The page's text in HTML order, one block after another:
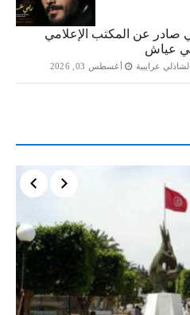
صادر عن المكتب الإعلامي
عياش
أغسطس 03, 2026